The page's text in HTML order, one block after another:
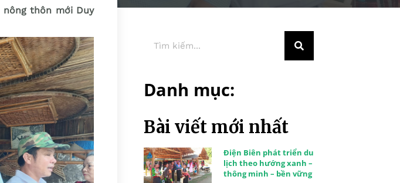
thôn mới Duy
Danh mục:
Bài viết mới nhất
Điện Biên phát triển du
lịch theo hướng xanh –
thông minh – bền vững